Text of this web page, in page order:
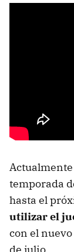
temporada
hasta el
utilizar el
con el